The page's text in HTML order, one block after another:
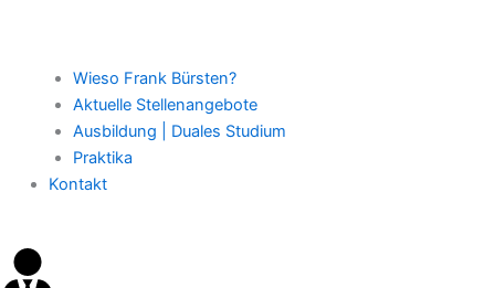
Wieso Frank Bürsten?
Aktuelle Stellenangebote
Ausbildung | Duales Studium
Praktika
Kontakt